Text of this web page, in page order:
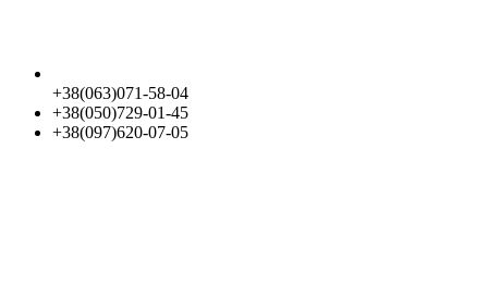
+38(063)071-58-04
+38(050)729-01-45
+38(097)620-07-05